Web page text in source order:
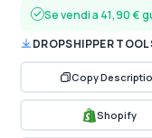
Se vendi a 41,90 €
DROPSHIPPER
Copy
Shopify